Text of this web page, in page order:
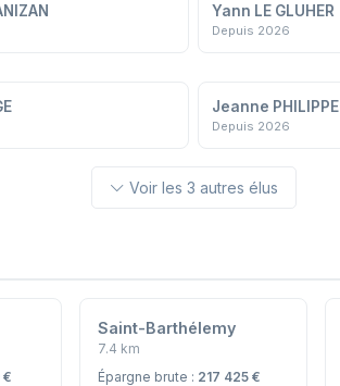
Yann LE GLUHER
Depuis 2026
Jeanne PHILIPPE
Depuis 2026
Voir les 3 autres élus
€
Saint-Barthélemy
7.4 km
Épargne brute : 217 425 €